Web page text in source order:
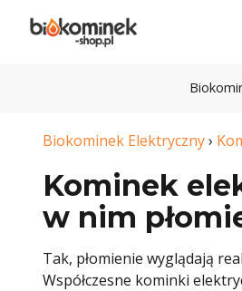
Biokominek Elektryczny›
Kominek
w nim
Tak, płomienie wyglądają
Współczesne kominki